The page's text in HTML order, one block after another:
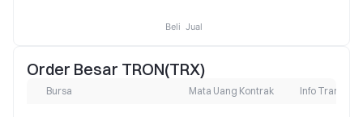
Beli Jual
Order Besar TRON(TRX)
Bursa Mata Uang Kontrak Info Transaksi